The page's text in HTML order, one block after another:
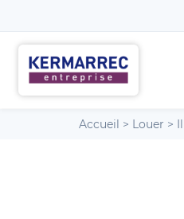
Accueil > Louer >